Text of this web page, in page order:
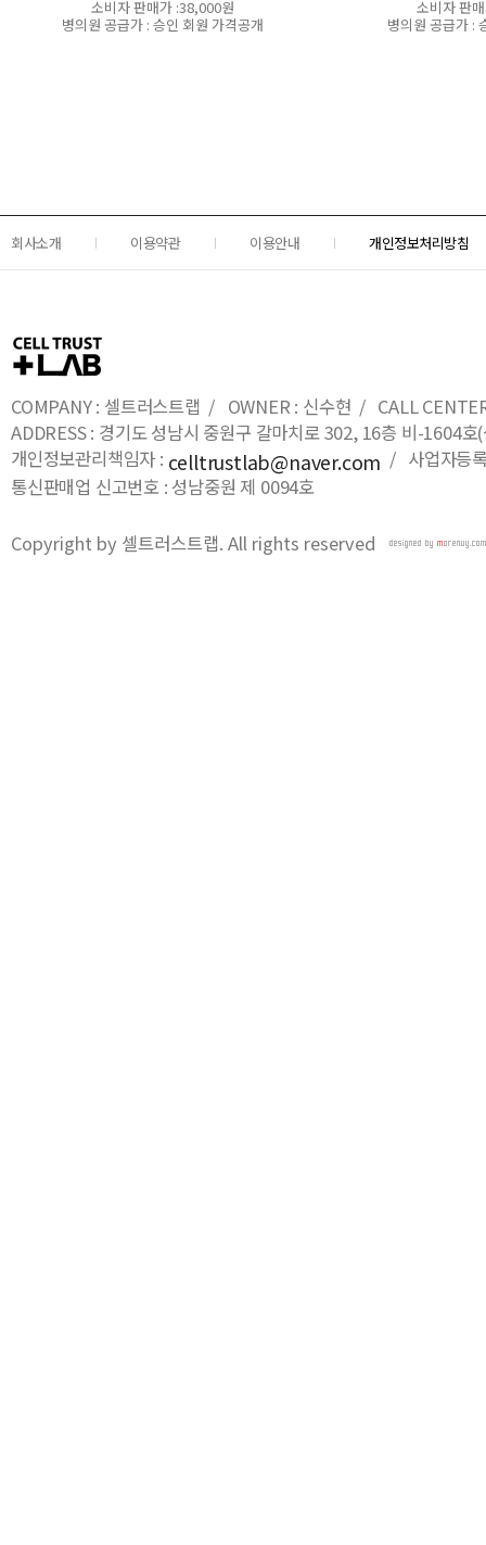
소비자 판매가 :38,000원
병의원 공급가 : 승인 회원 가격공개
소비자 판
병의원 공급가 :
회사소개 이용약관 이용안내 개인정보처리방침
COMPANY : 셀트러스트랩 / OWNER : 신수현 / CALL
ADDRESS : 경기도 성남시 중원구 갈마치로 302, 16층 비-1604
개인정보관리책임자 : celltrustlab@naver.com / 사업자등
통신판매업 신고번호 : 성남중원 제 0094호
Copyright by 셀트러스트랩. All rights reserved